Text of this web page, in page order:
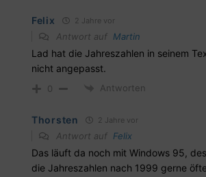
Felix 2 Jahre vor
Antwort auf Martin
Lad hat die Jahreszahlen in seinem
nicht angepasst.
0 Antworten
Thorsten 2 Jahre vor
Antwort auf Felix
Das läuft da noch mit Windows 95,
die Jahreszahlen nach 1999 gerne